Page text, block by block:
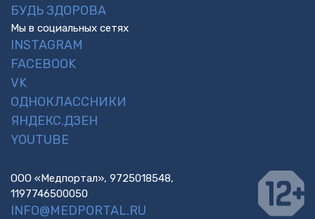
БУДЬ ЗДОРОВА
Мы в социальных сетях
INSTAGRAM
FACEBOOK
VK
ОДНОКЛАССНИКИ
ЯНДЕКС.ДЗЕН
YOUTUBE
ООО «Медпортал», 9725018548,
1197746500050
INFO@MEDPORTAL.RU